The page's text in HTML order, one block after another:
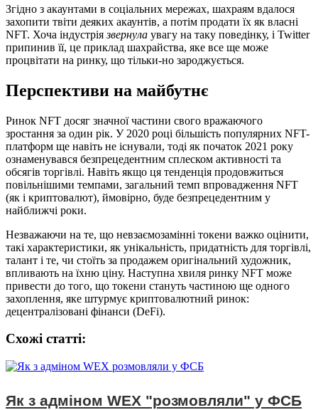
Згідно з акаунтами в соціальних мережах, шахраям вдалося
захопити твіти деяких акаунтів, а потім продати їх як власні
NFT. Хоча індустріязвернула увагу на таку поведінку, і Twitter
припинив її, це приклад шахрайства, яке все ще може
процвітати на ринку, що тільки-но зароджується.
Перспективи на майбутнє
Ринок NFT досяг значної частини свого вражаючого
зростання за один рік. У 2020 році більшість популярних NFT-
платформ ще навіть не існували, тоді як початок 2021 року
ознаменувався безпрецедентним сплеском активності та
обсягів торгівлі. Навіть якщо ця тенденція продовжиться
повільнішими темпами, загальний темп впровадження NFT
(як і криптовалют), ймовірно, буде безпрецедентним у
найближчі роки.
Незважаючи на те, що невзаємозамінні токени важко оцінити,
такі характеристики, як унікальність, придатність для торгівлі,
талант і те, чи стоїть за продажем оригінальний художник,
впливають на їхню ціну. Наступна хвиля ринку NFT може
привести до того, що токени стануть частиною ще одного
захоплення, яке штурмує криптовалютний ринок:
децентралізовані фінанси (DeFi).
Схожі статтi:
Як з адміном WEX "розмовляли" у ФСБ